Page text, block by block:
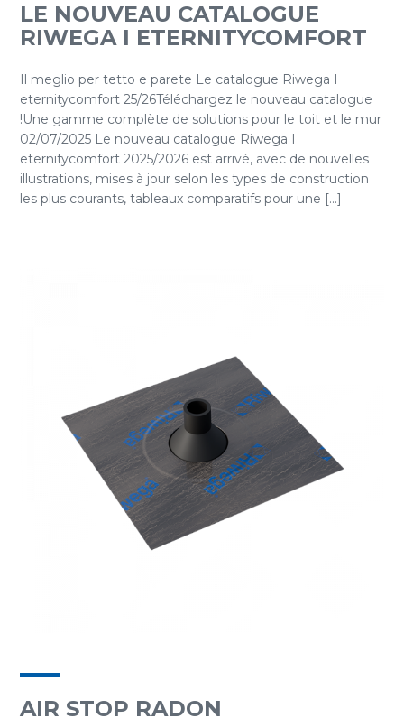
LE NOUVEAU CATALOGUE
RIWEGA I ETERNITYCOMFORT
Il meglio per tetto e parete Le catalogue Riwega I
eternitycomfort 25/26Téléchargez le nouveau catalogue
!Une gamme complète de solutions pour le toit et le mur
02/07/2025 Le nouveau catalogue Riwega I
eternitycomfort 2025/2026 est arrivé, avec de nouvelles
illustrations, mises à jour selon les types de construction
les plus courants, tableaux comparatifs pour une [...]
AIR STOP RADON